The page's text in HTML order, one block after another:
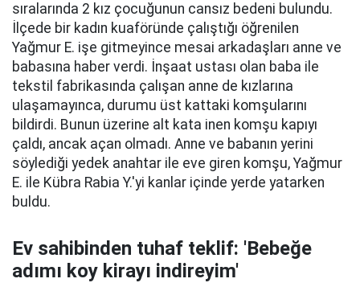
sıralarında 2 kız çocuğunun cansız bedeni bulundu.
İlçede bir kadın kuaföründe çalıştığı öğrenilen
Yağmur E. işe gitmeyince mesai arkadaşları anne ve
babasına haber verdi. İnşaat ustası olan baba ile
tekstil fabrikasında çalışan anne de kızlarına
ulaşamayınca, durumu üst kattaki komşularını
bildirdi. Bunun üzerine alt kata inen komşu kapıyı
çaldı, ancak açan olmadı. Anne ve babanın yerini
söylediği yedek anahtar ile eve giren komşu, Yağmur
E. ile Kübra Rabia Y.'yi kanlar içinde yerde yatarken
buldu.
Ev sahibinden tuhaf teklif: 'Bebeğe
adımı koy kirayı indireyim'